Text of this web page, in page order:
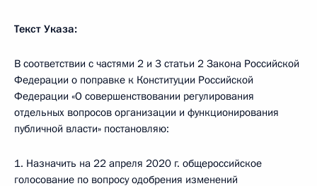
Текст Указа:
В соответствии с частями 2 и 3 статьи 2 Закона Российской
Федерации о поправке к Конституции Российской
Федерации «О совершенствовании регулирования
отдельных вопросов организации и функционирования
публичной власти» постановляю:
1. Назначить на 22 апреля 2020 г. общероссийское
голосование по вопросу одобрения изменений